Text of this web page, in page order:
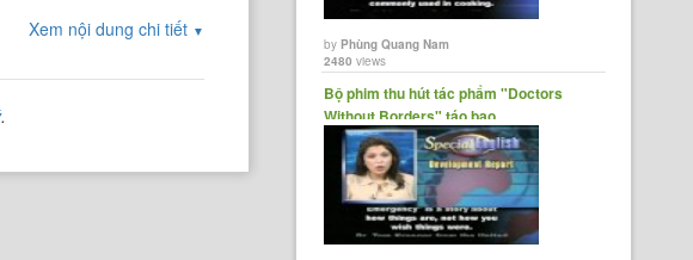
Xem nội dung chi tiết ▼
.
byPhùng Quang Nam
2480 views
Bộ phim thu hút tác phẩm "Doctors
Without Borders" táo bạo